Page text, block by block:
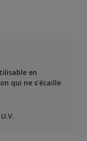
en
qui ne s’écaille